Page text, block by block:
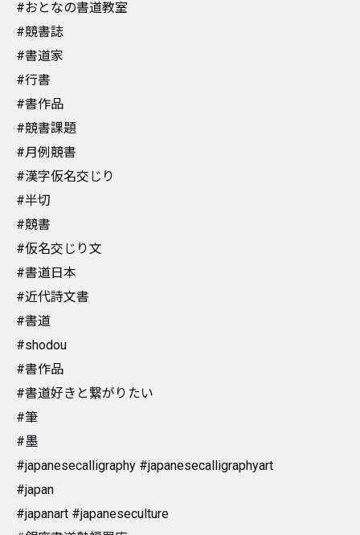
#おとなの書道教室
#競書誌
#書道家
#行書
#書作品
#競書課題
#月例競書
#漢字仮名交じり
#半切
#競書
#仮名交じり文
#書道日本
#近代詩文書
#書道
#shodou
#書作品
#書道好きと繋がりたい
#筆
#墨
#japanesecalligraphy #japanesecalligraphyart
#japan
#japanart #japaneseculture